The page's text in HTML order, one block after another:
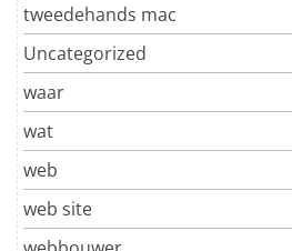
tweedehands mac
Uncategorized
waar
wat
web
web site